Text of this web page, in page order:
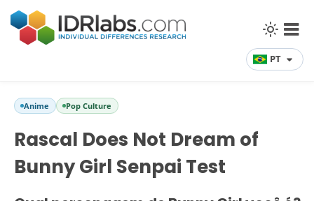
PT
Anime Pop Culture
Rascal Does Not Dream of
Bunny Girl Senpai Test